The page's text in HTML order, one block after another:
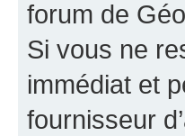
forum de
Si vous ne
immédiat et
fournisseur